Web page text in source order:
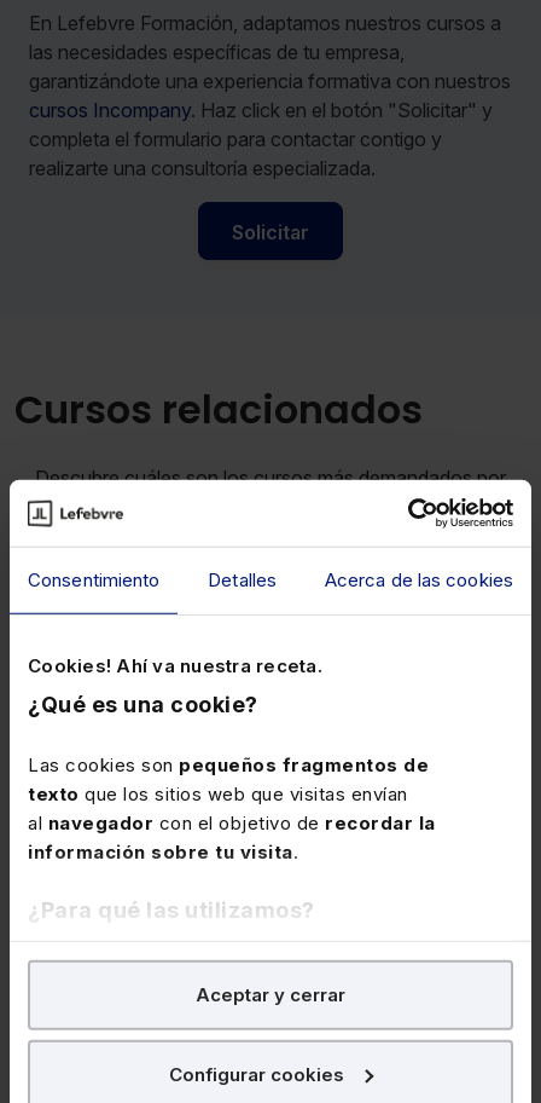
Consentimiento Detalles Acerca de las cookies
Cookies! Ahí va nuestra receta.
¿Qué es una cookie?
Las cookies son pequeños fragmentos de
texto que los sitios web que visitas envían
al navegador con el objetivo de recordar la
información sobre tu visita.
¿Para qué las utilizamos?
En Lefebvre utilizamos las cookies confines
para tratar demejorar tu experiencia
nuestra página web. También con fines publicitarios,
Aceptar y cerrar
Configurar cookies
En Lefebvre Formación, adaptamos nuestros cursos a
las necesidades específicas de tu empresa,
garantizándote una experiencia formativa con nuestros
cursos Incompany. Haz click en el botón "Solicitar" y
completa el formulario para contactar contigo y
realizarte una consultoría especializada.
Solicitar
Cursos relacionados
Descubre cuáles son los cursos más demandados por
nuestros clientes de entre todos los que tenemos
Laboral
Curso Extinción del contrato por causas
(0)